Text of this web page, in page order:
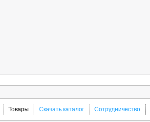
Товары Скачать каталог Сотрудничество